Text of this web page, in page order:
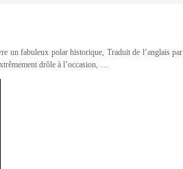
un fabuleux polar historique, Traduit de l’anglais par
drôle à l’occasion, …